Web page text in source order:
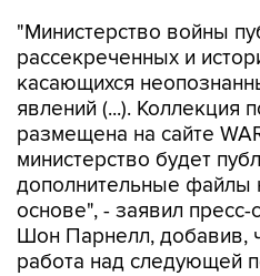
"Министерство войны
рассекреченных и
касающихся
явлений (...). Коллекция
размещена на сайте
министерство будет
дополнительные файлы
основе", - заявил
Шон Парнелл, добавив,
работа над следующей